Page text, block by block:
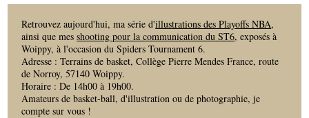
Retrouvez aujourd'hui, ma série d'illustrations des Playoffs NBA,
ainsi que messhooting pour la communication du ST6, exposés à
Woippy, à l'occasion du Spiders Tournament 6.
Adresse : Terrains de basket, Collège Pierre Mendes France, route
de Norroy, 57140 Woippy.
Horaire : De 14h00 à 19h00.
Amateurs de basket-ball, d'illustration ou de photographie, je
compte sur vous !